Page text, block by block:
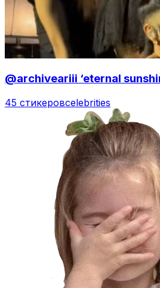
@archiveariii ‘eternal
45 стикеровcelebrities